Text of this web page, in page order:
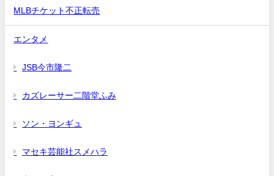
MLBチケット不正転売
エンタメ
JSB今市隆二
カズレーサー二階堂ふみ
ソン・ヨンギュ
マセキ芸能社スメハラ